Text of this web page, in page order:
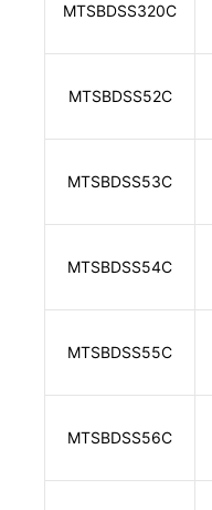
MTSBDSS320C
MTSBDSS52C
MTSBDSS53C
MTSBDSS54C
MTSBDSS55C
MTSBDSS56C